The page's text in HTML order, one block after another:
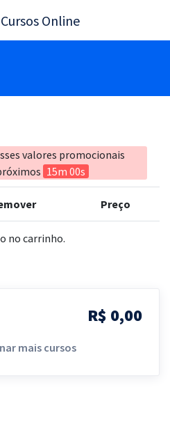
valores promocionais
15m 00s
Preço
no carrinho.
R$ 0,00
mais cursos